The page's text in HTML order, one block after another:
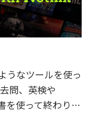
うなツールを使っ
問、英検や
を使って終わり…